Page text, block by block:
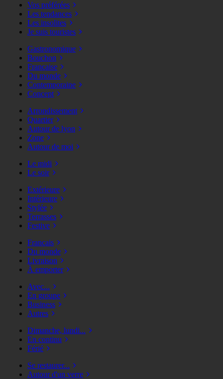
Vos préférées
Les tendances
Les insolites
Je suis touristes
Gastronomique
Bouchon
Française
Du monde
Contemporaine
Concept
Arrondissement
Quartier
Autour de lyon
Zone
Autour de moi
Le midi
Le soir
Extérieure
Intérieure
Stylée
Terrasses
Festive
Français
Du monde
Livraison
À emporter
Avec...
En groupe
Business
Autres
Dimanche, lundi...
En continu
Férié
Se restaurer...
Autour d'un verre